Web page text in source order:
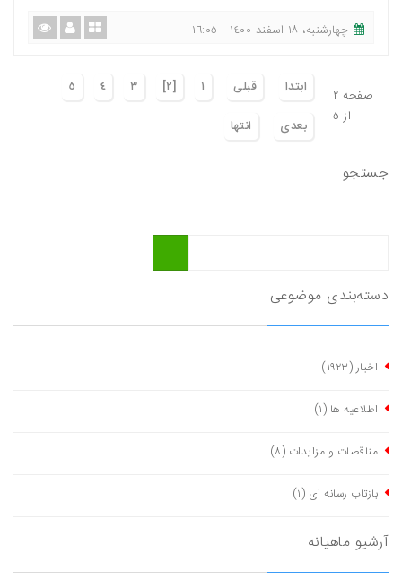
چهارشنبه، ١٨ اسفند ١٤٠٠ - ١٦:٠٥
صفحه ٢
از ٥
ابتدا قبلی ١ [٢] ٣ ٤
٥
بعدی
انتها
جستجو
دسته‌بندی موضوعی
اخبار(١٩٢٣)
اطلاعیه ها (١)
مناقصات و مزایدات (٨)
بازتاب رسانه ای (١)
آرشیو ماهیانه